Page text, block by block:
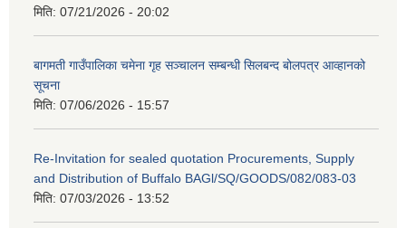
मिति: 07/21/2026 - 20:02
बागमती गाउँपालिका चमेना गृह सञ्चालन सम्बन्धी सिलबन्द बोलपत्र आव्हानको
सूचना
मिति: 07/06/2026 - 15:57
Re-Invitation for sealed quotation Procurements, Supply
and Distribution of Buffalo BAGl/SQ/GOODS/082/083-03
मिति: 07/03/2026 - 13:52